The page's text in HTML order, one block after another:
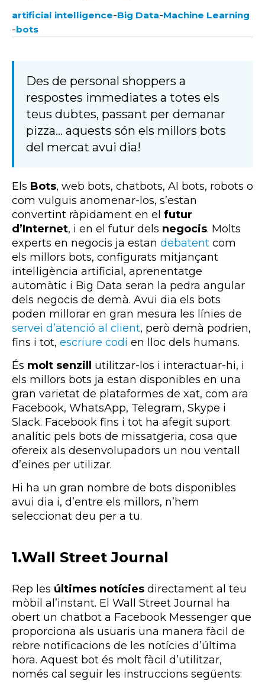
artificial intelligence-Big Data-Machine Learning
-bots
Des de personal shoppers a
respostes immediates a totes els
teus dubtes, passant per demanar
pizza... aquests són els millors bots
del mercat avui dia!
Els Bots, web bots, chatbots, AI bots, robots o
com vulguis anomenar-los, s’estan
convertint ràpidament en el futur
d’Internet, i en el futur dels negocis. Molts
experts en negocis ja estan debatent com
els millors bots, configurats mitjançant
intel·ligència artificial, aprenentatge
automàtic i Big Data seran la pedra angular
dels negocis de demà. Avui dia els bots
poden millorar en gran mesura les línies de
servei d’atenció al client, però demà podrien,
fins i tot, escriure codi en lloc dels humans.
És molt senzill
utilitzar-los i interactuar-hi, i
els millors bots ja estan disponibles en una
gran varietat de plataformes de xat, com ara
Facebook, WhatsApp, Telegram, Skype i
Slack. Facebook fins i tot ha afegit suport
analític pels bots de missatgeria, cosa que
ofereix als desenvolupadors un nou ventall
d’eines per utilizar.
Hi ha un gran nombre de bots disponibles
avui dia i, d’entre els millors, n’hem
seleccionat deu per a tu.
1.Wall Street Journal
Rep les últimes notícies directament al teu
mòbil al’instant. El Wall Street Journal ha
obert un chatbot a Facebook Messenger que
proporciona als usuaris una manera fàcil de
rebre notificacions de les notícies d’última
hora. Aquest bot és molt fàcil d’utilitzar,
només cal seguir les instruccions següents: